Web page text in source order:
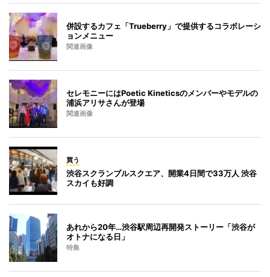
併設するカフェ「Trueberry」で提供するコラボレーシ
ョンメニュー
関連画像
セレモニーにはPoetic Kineticsのメンバーやモデルの
浦浜アリサさんが登場
関連画像
買う
渋谷スクランブルスクエア、開業4日間で33万人 渋谷
スカイも好調
あれから20年…渋谷駅周辺再開発ストーリー「渋谷が
オトナになる日」
特集